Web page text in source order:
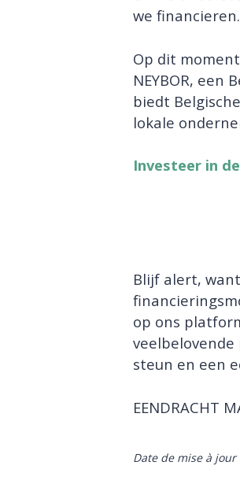
we financieren.
Op dit
NEYBOR, een
biedt
lokale
Investeer in
Blijf alert,
op ons
steun en een
EENDRACHT
Date de mise à jour